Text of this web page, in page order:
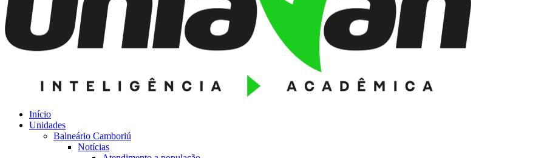
Início
Unidades
Balneário Camboriú
Notícias